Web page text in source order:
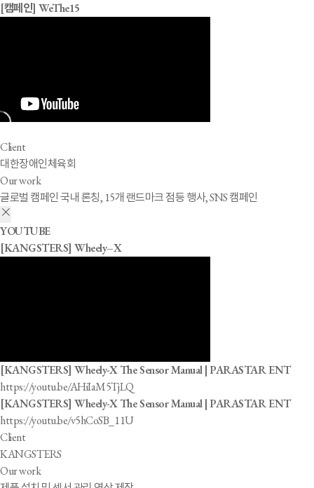
[캠페인] WeThe15
Client
대한장애인체육회
Our work
글로벌 캠페인 국내 론칭, 15개 랜드마크 점등 행사, SNS 캠페인
YOUTUBE
[KANGSTERS] Wheely–X
[KANGSTERS] Wheely-X The Sensor Manual | PARASTAR ENT
https://youtu.be/AHiIaM5TjLQ
[KANGSTERS] Wheely-X The Sensor Manual | PARASTAR ENT
https://youtu.be/v5hCoSB_11U
Client
KANGSTERS
Our work